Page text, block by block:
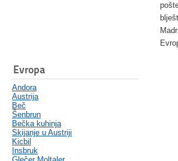
Evropa
Andora
Austrija
Beč
Šenbrun
Bečka kuhinja
Skijanje u Austriji
Kicbil
Insbruk